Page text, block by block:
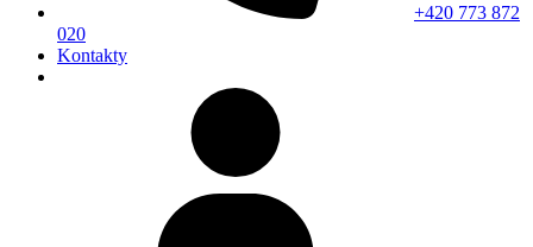
+420 773 872
020
Kontakty